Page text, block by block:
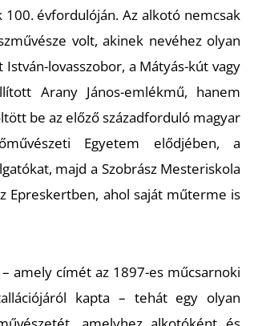
évfordulóján. Az alkotó nemcsak
volt, akinek nevéhez olyan
lovasszobor, a Mátyás-kút vagy
Arany János-emlékmű, hanem
be az előző századforduló magyar
Egyetem elődjében, a
majd a Szobrász Mesteriskola
Epreskertben, ahol saját műterme is
amely címét az 1897-es műcsarnoki
kapta – tehát egy olyan